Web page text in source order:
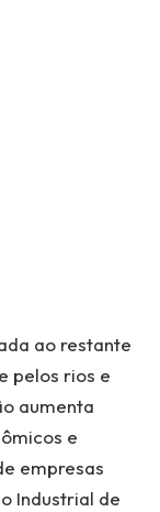
ao restante
pelos rios e
aumenta
e
empresas
Industrial de